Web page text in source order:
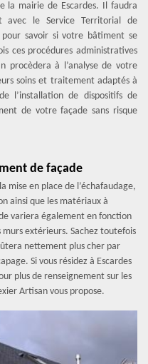
la mairie de Escardes. Il faudra
avec le Service Territorial de
pour savoir si votre bâtiment se
ces procédures administratives
procèdera à l’analyse de votre
soins et traitement adaptés à
l’installation de dispositifs de
de votre façade sans risque
de façade
mise en place de l’échafaudage,
ainsi que les matériaux à
variera également en fonction
murs extérieurs. Sachez toutefois
nettement plus cher par
Si vous résidez à Escardes
plus de renseignement sur les
Artisan vous propose.